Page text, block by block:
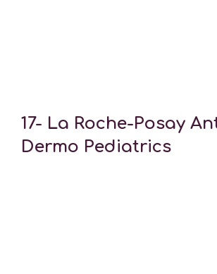
17- La Roche-Posay
Dermo Pediatrics